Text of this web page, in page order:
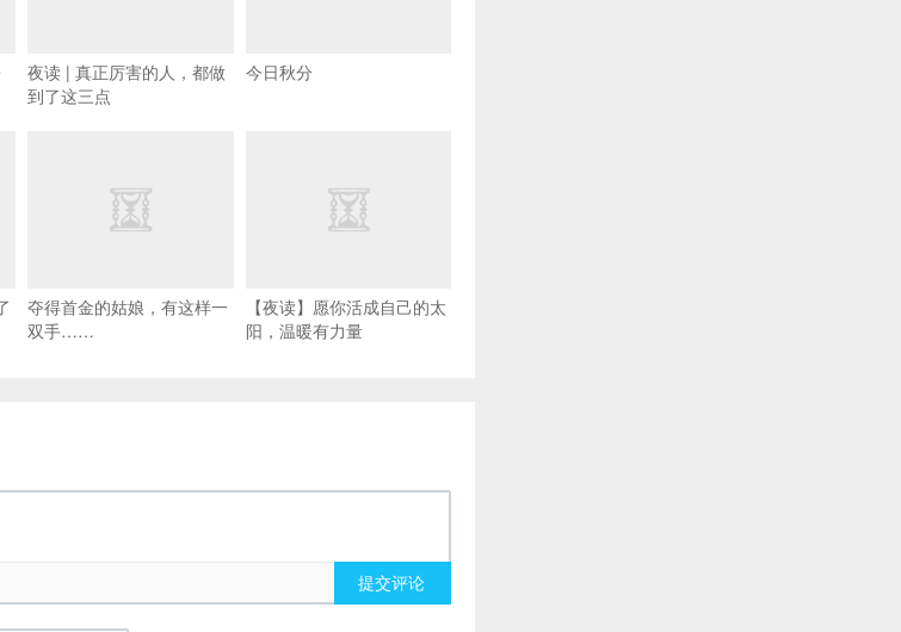
夜读 | 真正厉害的人，都做
到了这三点
今日秋分
夺得首金的姑娘，有这样一
双手……
【夜读】愿你活成自己的太
阳，温暖有力量
提交评论